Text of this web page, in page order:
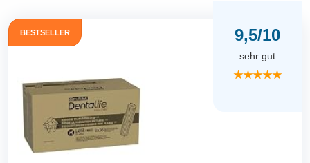
BESTSELLER 9,5/10
sehr gut
★★★★★